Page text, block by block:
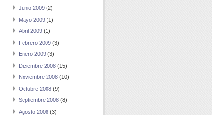
Junio 2009 (2)
Mayo 2009 (1)
Abril 2009 (1)
Febrero 2009 (3)
Enero 2009 (3)
Diciembre 2008 (15)
Noviembre 2008 (10)
Octubre 2008 (9)
Septiembre 2008 (8)
Agosto 2008 (3)